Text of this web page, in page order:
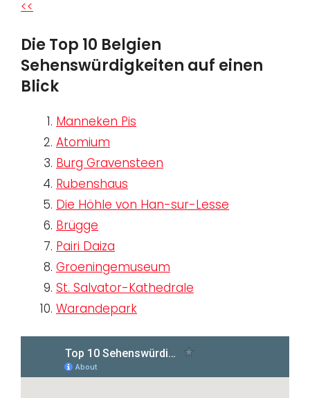
<<
Die Top 10 Belgien
Sehenswürdigkeiten auf einen
Blick
Manneken Pis
Atomium
Burg Gravensteen
Rubenshaus
Die Höhle von Han-sur-Lesse
Brügge
Pairi Daiza
Groeningemuseum
St. Salvator-Kathedrale
Warandepark